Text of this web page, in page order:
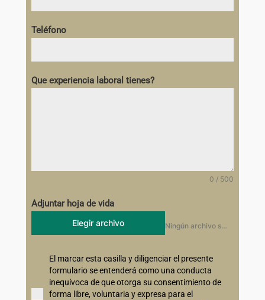
Teléfono
Que experiencia laboral tienes?
0 / 500
Adjuntar hoja de vida
Elegir archivo Ningún archivo seleccionado
El marcar esta casilla y diligenciar el presente
formulario se entenderá como una conducta
inequívoca de que otorga su consentimiento de
forma libre, voluntaria y expresa para el